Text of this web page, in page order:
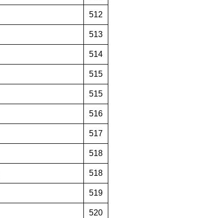
512
513
514
515
515
516
517
518
518
519
520